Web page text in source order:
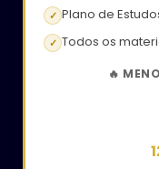
✓ Plano de
✓ Todos os
🔥